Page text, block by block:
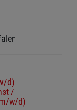
d)
/
w/d)